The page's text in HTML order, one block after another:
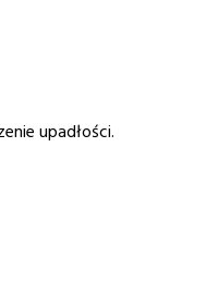
upadłości.